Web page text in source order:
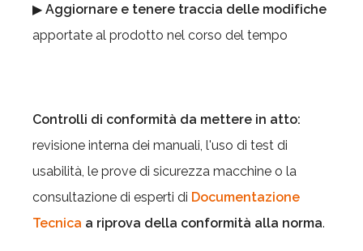
▶ Aggiornare e tenere traccia delle modifiche
apportate al prodotto nel corso del tempo
Controlli di conformità da mettere in atto:
revisione interna dei manuali, l'uso di test di
usabilità, le prove di sicurezza macchine o la
consultazione di esperti di Documentazione
Tecnica a riprova della conformità alla norma.